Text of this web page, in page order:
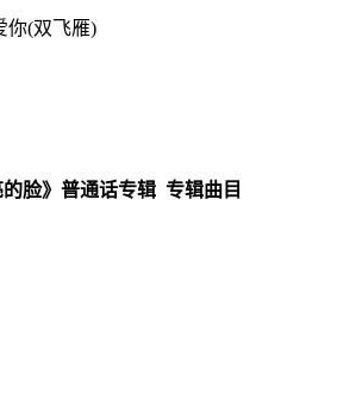
你(双飞雁)
脸》普通话专辑 专辑曲目